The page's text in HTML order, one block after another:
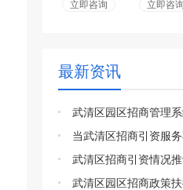
立即咨询 立即咨询
最新资讯
武清区园区招商管理
当武清区招商引资服
武清区招商引资情况
武清区园区招商政策